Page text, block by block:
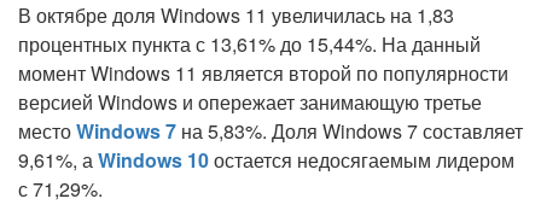
В октябре доля Windows 11 увеличилась на 1,83
процентных пункта с 13,61% до 15,44%. На данный
момент Windows 11 является второй по популярности
версией Windows и опережает занимающую третье
местоWindows 7 на 5,83%. Доля Windows 7 составляет
9,61%, аWindows 10остается недосягаемым лидером
с 71,29%.